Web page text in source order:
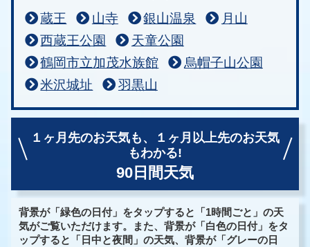
蔵王 山寺 銀山温泉
月山
西蔵王公園
天童公園
鶴岡市立加茂水族館
烏帽子山公園
米沢城址
羽黒山
１ヶ月先のお天気も、
１ヶ月以上先のお天気
もわかる!
90日間天気
背景が「緑色の日付」をタップすると「1時間ごと」の天
気がご覧いただけます。また、背景が「白色の日付」をタ
ップすると「日中と夜間」の天気、背景が「グレーの日